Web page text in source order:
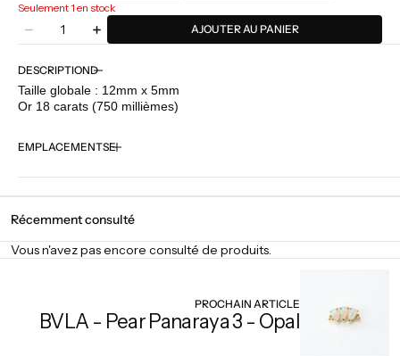
Seulement 1 en stock
Diminuer
quantité
pour
BVLA
Dancing
Quantité
Augmenter
quantité
pour
BVLA
-
Dancing
AJOUTER AU PANIER
DESCRIPTION
Taille globale : 12mm x 5mm
Or 18 carats (750 millièmes)
EMPLACEMENTS
Récemment consulté
Vous n'avez pas encore consulté de produits.
PROCHAIN ARTICLE
BVLA - Pear Panaraya 3 - Opal